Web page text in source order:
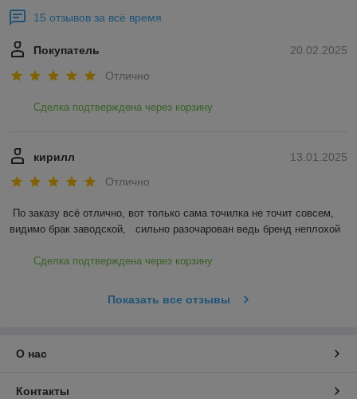
15 отзывов за всё время
20.02.2025
Покупатель
Отлично
Сделка подтверждена через корзину
13.01.2025
кирилл
Отлично
По заказу всё отлично, вот только сама точилка не точит совсем,
видимо брак заводской,   сильно разочарован ведь бренд неплохой
Сделка подтверждена через корзину
Показать все отзывы
О нас
Контакты